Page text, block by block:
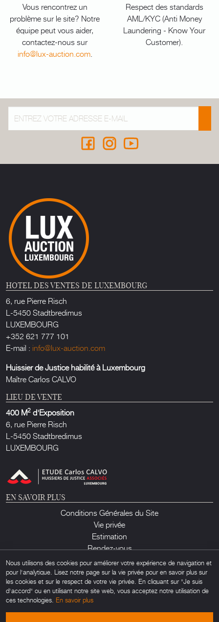
Vous rencontrez un
problème sur le site? Notre
équipe peut vous aider,
contactez-nous sur
info@lux-auction.com.
Respect des standards
AML/KYC (Anti Money
Laundering - Know Your
Customer).
HOTEL DES VENTES DE LUXEMBOURG
6, rue Pierre Risch
L-5450 Stadtbredimus
LUXEMBOURG
+352 621 777 101
E-mail : info@lux-auction.com
Huissier de Justice habilité à Luxembourg
Maître Carlos CALVO
LIEU DE VENTE
400 M2 d'Exposition
6, rue Pierre Risch
L-5450 Stadtbredimus
LUXEMBOURG
EN SAVOIR PLUS
Conditions Générales du Site
Vie privée
Estimation
Rendez-vous
Contact
Nous utilisons des cookies pour améliorer votre expérience de navigation et
pour l'analytique. Lisez notre page sur la vie privée pour en savoir plus sur
les cookies et sur le respect de votre vie privée. En cliquant sur "Je suis
d'accord" ou en utilisant notre site web, vous acceptez notre utilisation de
ces technologies. En savoir plus